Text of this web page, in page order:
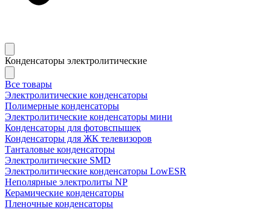
Конденсаторы электролитические
Все товары
Электролитические конденсаторы
Полимерные конденсаторы
Электролитические конденсаторы мини
Конденсаторы для фотовспышек
Конденсаторы для ЖК телевизоров
Танталовые конденсаторы
Электролитические SMD
Электролитические конденсаторы LowESR
Неполярные электролиты NP
Керамические конденсаторы
Пленочные конденсаторы